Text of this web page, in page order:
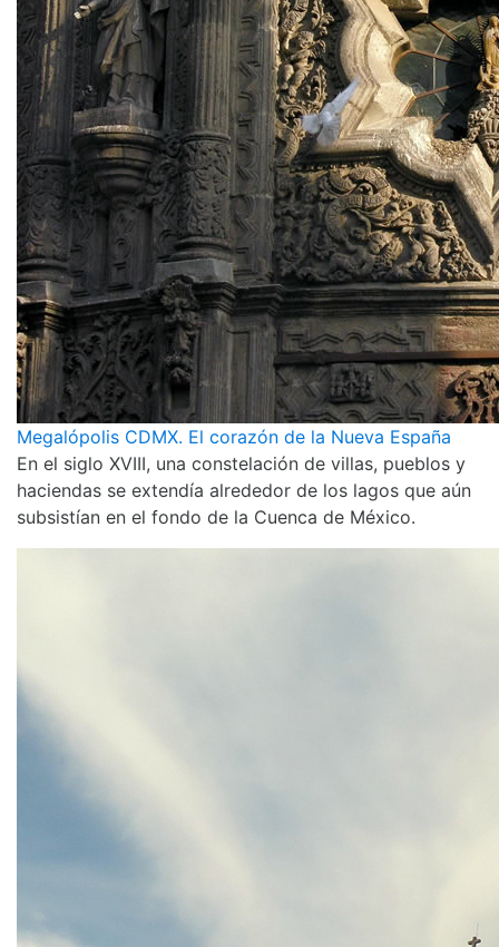
Megalópolis CDMX. El corazón de la Nueva España
En el siglo XVIII, una constelación de villas, pueblos y
haciendas se extendía alrededor de los lagos que aún
subsistían en el fondo de la Cuenca de México.